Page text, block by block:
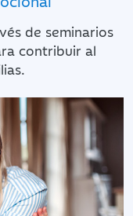
de seminarios
contribuir al